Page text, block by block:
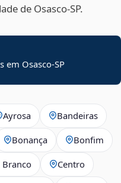
de Osasco‑SP.
em Osasco-SP
Ayrosa Bandeiras
Bonança Bonfim
Branco Centro